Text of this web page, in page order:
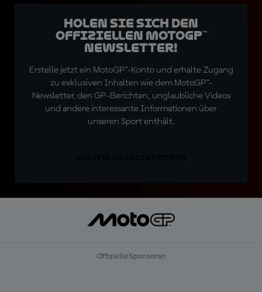
Holen Sie sich den
offiziellen MotoGP™
Newsletter!
Erstelle jetzt ein MotoGP™-Konto und erhalte Zugang
zu exklusiven Inhalten wie dem MotoGP™-
Newsletter, den GP-Berichten, unglaubliche Videos
und andere interessante Informationen über
unseren Sport enthält.
Offizielle Sponsoren